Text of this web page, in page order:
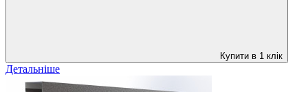
Купити в 1 клік
Детальніше